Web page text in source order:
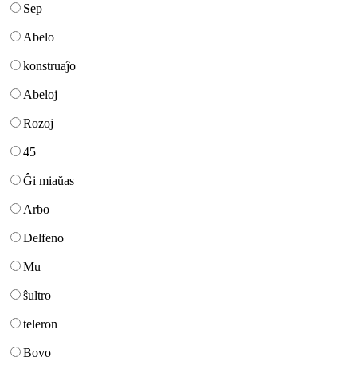
Sep
Abelo
konstruaĵo
Abeloj
Rozoj
45
Ĝi miaŭas
Arbo
Delfeno
Mu
ŝultro
teleron
Bovo